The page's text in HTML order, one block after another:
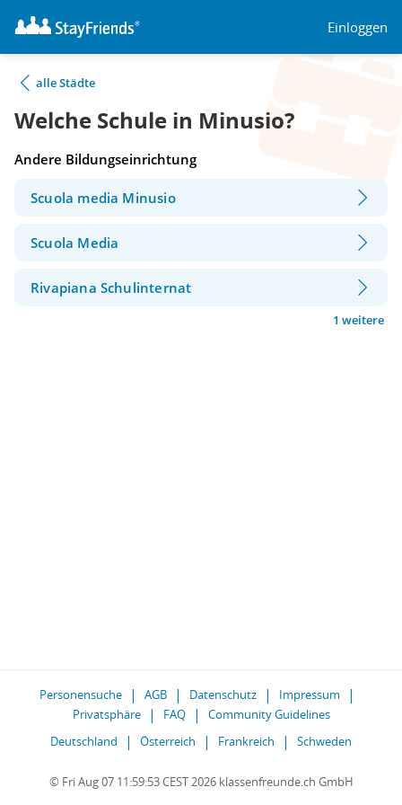
Einloggen
alle Städte
Welche Schule in Minusio?
Andere Bildungseinrichtung
Scuola media Minusio
Scuola Media
Rivapiana Schulinternat
1 weitere
Personensuche AGB Datenschutz
Impressum
Privatsphäre
FAQ
Community Guidelines
Deutschland
Österreich Frankreich Schweden
© Fri Aug 07 11:59:53 CEST 2026 klassenfreunde.ch GmbH